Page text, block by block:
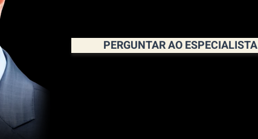
PERGUNTAR AO ESPECIALISTA